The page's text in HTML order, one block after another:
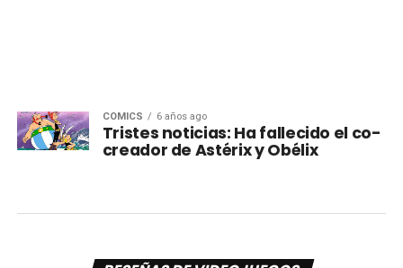
CÓMICS 6 años ago
Tristes noticias: Ha fallecido el co-
creador de Astérix y Obélix